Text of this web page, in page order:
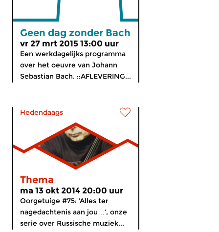
Geen dag zonder Bach
vr 27 mrt 2015 13:00 uur
Een werkdagelijks programma
over het oeuvre van Johann
Sebastian Bach. ::AFLEVERING...
Hedendaags
Thema
ma 13 okt 2014 20:00 uur
Oorgetuige #75: ‘Alles ter
nagedachtenis aan jou…’, onze
serie over Russische muziek...